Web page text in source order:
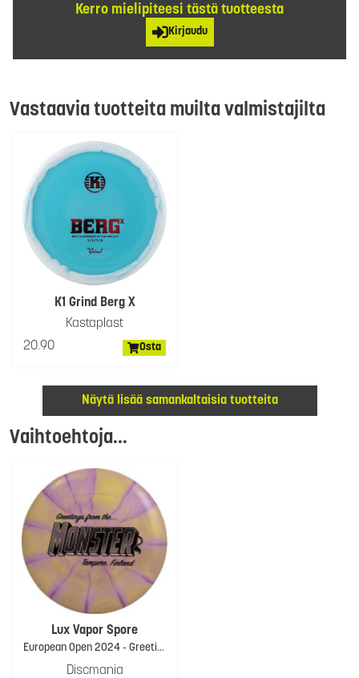
Kerro mielipiteesi tästä tuotteesta
Kirjaudu
Vastaavia tuotteita muilta valmistajilta
K1 Grind Berg X
Kastaplast
20.90
Osta
Näytä lisää samankaltaisia tuotteita
Vaihtoehtoja...
Lux Vapor Spore
European Open 2024 - Greetings Monster
Discmania